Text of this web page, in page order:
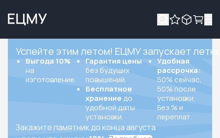
Успейте этим летом! ЕЦМУ запускает
Выгода 10%
на
изготовление.
Гарантия цены
без будущих
повышений.
Бесплатное
хранение до
удобной даты
установки.
Удобная
рассрочка:
50% сейчас,
50% после
установки.
Без % и
переплат.
Закажите памятник до конца августа